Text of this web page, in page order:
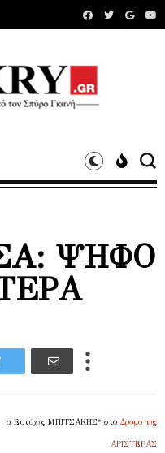
ΨΗΦΟ
ο Ευτύχης ΜΠΙΤΣΑΚΗΣ* στο Δρόμο της
ΑΡΙΣΤΕΡΑΣ